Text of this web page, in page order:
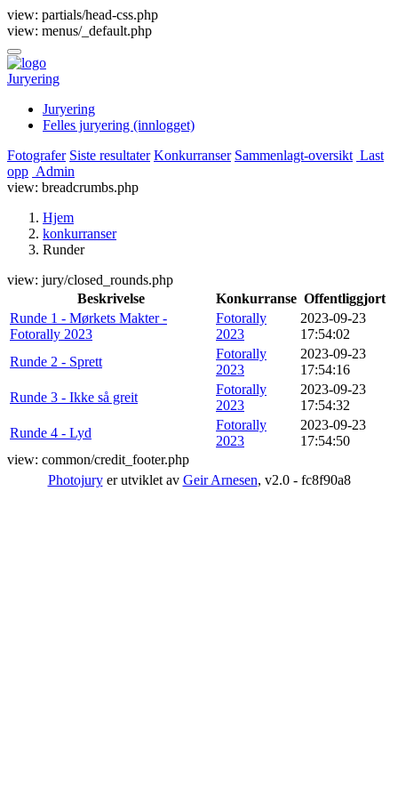
view: partials/head-css.php
view: menus/_default.php
Juryering
Juryering
Felles juryering (innlogget)
Fotografer Siste resultater Konkurranser Sammenlagt-oversikt Last
opp Admin
view: breadcrumbs.php
Hjem
konkurranser
Runder
view: jury/closed_rounds.php
Beskrivelse
Konkurranse Offentliggjort
Runde 1 - Mørkets Makter -
Fotorally 2023
Fotorally
2023
2023-09-23
17:54:02
Runde 2 - Sprett
Fotorally
2023
2023-09-23
17:54:16
Runde 3 - Ikke så greit
Fotorally
2023
2023-09-23
17:54:32
Runde 4 - Lyd
Fotorally
2023
2023-09-23
17:54:50
view: common/credit_footer.php
Photojuryer utviklet av Geir Arnesen, v2.0 - fc8f90a8